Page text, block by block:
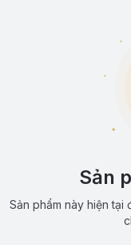
Sản
Sản phẩm này hiện tại